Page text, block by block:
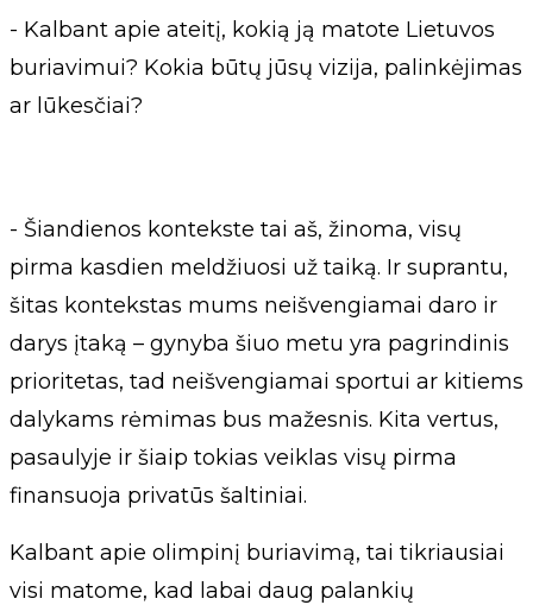
- Kalbant apie ateitį, kokią ją matote Lietuvos
buriavimui? Kokia būtų jūsų vizija, palinkėjimas
ar lūkesčiai?
- Šiandienos kontekste tai aš, žinoma, visų
pirma kasdien meldžiuosi už taiką. Ir suprantu,
šitas kontekstas mums neišvengiamai daro ir
darys įtaką – gynyba šiuo metu yra pagrindinis
prioritetas, tad neišvengiamai sportui ar kitiems
dalykams rėmimas bus mažesnis. Kita vertus,
pasaulyje ir šiaip tokias veiklas visų pirma
finansuoja privatūs šaltiniai.
Kalbant apie olimpinį buriavimą, tai tikriausiai
visi matome, kad labai daug palankių